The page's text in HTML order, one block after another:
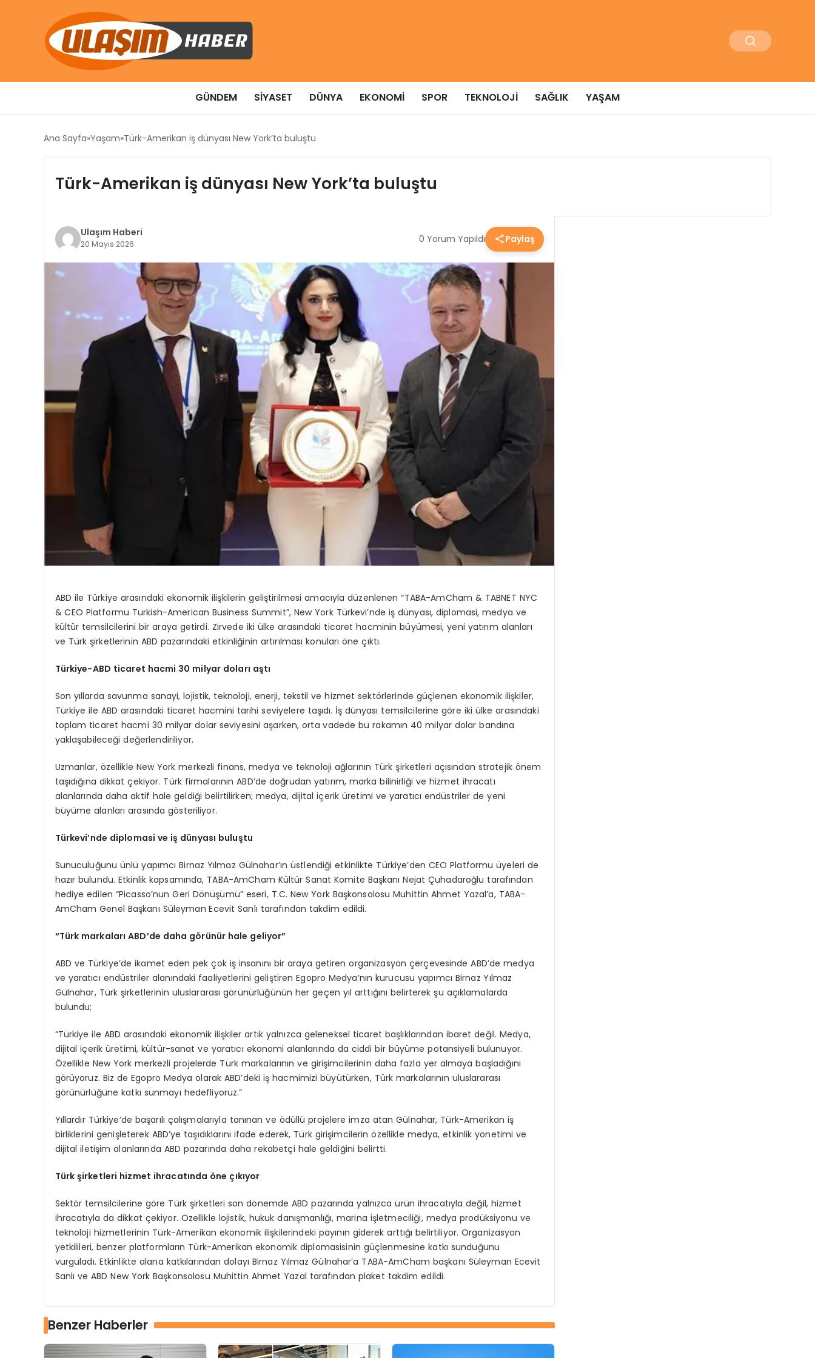
GÜNDEM SIYASET DÜNYA EKONOMI SPOR TEKNOLOJI SAĞLIK YAŞAM
Ana Sayfa Yaşam Türk-Amerikan iş dünyası New York’ta buluştu
Türk-Amerikan iş dünyası New York’ta buluştu
Ulaşım Haberi
20 Mayıs 2026 0 Yorum Yapıldı Paylaş
ABD ile Türkiye arasındaki ekonomik ilişkilerin geliştirilmesi amacıyla düzenlenen “TABA-AmCham & TABNET NYC
& CEO Platformu Turkish-American Business Summit”, New York Türkevi’nde iş dünyası, diplomasi, medya ve
kültür temsilcilerini bir araya getirdi. Zirvede iki ülke arasındaki ticaret hacminin büyümesi, yeni yatırım alanları
ve Türk şirketlerinin ABD pazarındaki etkinliğinin artırılması konuları öne çıktı.
Türkiye-ABD ticaret hacmi 30 milyar doları aştı
Son yıllarda savunma sanayi, lojistik, teknoloji, enerji, tekstil ve hizmet sektörlerinde güçlenen ekonomik ilişkiler,
Türkiye ile ABD arasındaki ticaret hacmini tarihi seviyelere taşıdı. İş dünyası temsilcilerine göre iki ülke arasındaki
toplam ticaret hacmi 30 milyar dolar seviyesini aşarken, orta vadede bu rakamın 40 milyar dolar bandına
yaklaşabileceği değerlendiriliyor.
Uzmanlar, özellikle New York merkezli finans, medya ve teknoloji ağlarının Türk şirketleri açısından stratejik önem
taşıdığına dikkat çekiyor. Türk firmalarının ABD’de doğrudan yatırım, marka bilinirliği ve hizmet ihracatı
alanlarında daha aktif hale geldiği belirtilirken; medya, dijital içerik üretimi ve yaratıcı endüstriler de yeni
büyüme alanları arasında gösteriliyor.
Türkevi’nde diplomasi ve iş dünyası buluştu
Sunuculuğunu ünlü yapımcı Birnaz Yılmaz Gülnahar’ın üstlendiği etkinlikte Türkiye’den CEO Platformu üyeleri de
hazır bulundu. Etkinlik kapsamında, TABA-AmCham Kültür Sanat Komite Başkanı Nejat Çuhadaroğlu tarafından
hediye edilen “Picasso’nun Geri Dönüşümü” eseri, T.C. New York Başkonsolosu Muhittin Ahmet Yazal’a, TABA-
AmCham Genel Başkanı Süleyman Ecevit Sanlı tarafından takdim edildi.
“Türk markaları ABD’de daha görünür hale geliyor”
ABD ve Türkiye’de ikamet eden pek çok iş insanını bir araya getiren organizasyon çerçevesinde ABD’de medya
ve yaratıcı endüstriler alanındaki faaliyetlerini geliştiren Egopro Medya’nın kurucusu yapımcı Birnaz Yılmaz
Gülnahar, Türk şirketlerinin uluslararası görünürlüğünün her geçen yıl arttığını belirterek şu açıklamalarda
bulundu;
“Türkiye ile ABD arasındaki ekonomik ilişkiler artık yalnızca geleneksel ticaret başlıklarından ibaret değil. Medya,
dijital içerik üretimi, kültür-sanat ve yaratıcı ekonomi alanlarında da ciddi bir büyüme potansiyeli bulunuyor.
Özellikle New York merkezli projelerde Türk markalarının ve girişimcilerinin daha fazla yer almaya başladığını
görüyoruz. Biz de Egopro Medya olarak ABD’deki iş hacmimizi büyütürken, Türk markalarının uluslararası
görünürlüğüne katkı sunmayı hedefliyoruz.”
Yıllardır Türkiye’de başarılı çalışmalarıyla tanınan ve ödüllü projelere imza atan Gülnahar, Türk-Amerikan iş
birliklerini genişleterek ABD’ye taşıdıklarını ifade ederek, Türk girişimcilerin özellikle medya, etkinlik yönetimi ve
dijital iletişim alanlarında ABD pazarında daha rekabetçi hale geldiğini belirtti.
Türk şirketleri hizmet ihracatında öne çıkıyor
Sektör temsilcilerine göre Türk şirketleri son dönemde ABD pazarında yalnızca ürün ihracatıyla değil, hizmet
ihracatıyla da dikkat çekiyor. Özellikle lojistik, hukuk danışmanlığı, marina işletmeciliği, medya prodüksiyonu ve
teknoloji hizmetlerinin Türk-Amerikan ekonomik ilişkilerindeki payının giderek arttığı belirtiliyor. Organizasyon
yetkilileri, benzer platformların Türk-Amerikan ekonomik diplomasisinin güçlenmesine katkı sunduğunu
vurguladı. Etkinlikte alana katkılarından dolayı Birnaz Yılmaz Gülnahar’a TABA-AmCham başkanı Süleyman Ecevit
Sanlı ve ABD New York Başkonsolosu Muhittin Ahmet Yazal tarafından plaket takdim edildi.
Benzer Haberler